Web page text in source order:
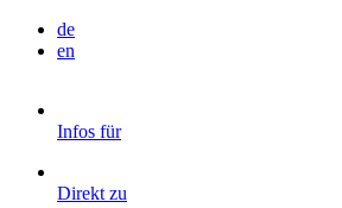
de
en
Infos für
Direkt zu